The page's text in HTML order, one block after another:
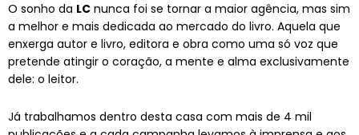
O sonho da LC nunca foi se tornar a maior agência, mas sim
a melhor e mais dedicada ao mercado do livro. Aquela que
enxerga autor e livro, editora e obra como uma só voz que
pretende atingir o coração, a mente e alma exclusivamente
dele: o leitor.
Já trabalhamos dentro desta casa com mais de 4 mil